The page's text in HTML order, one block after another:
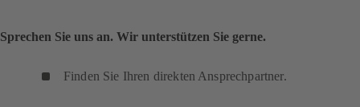
Sprechen Sie uns an. Wir unterstützen Sie gerne.
Finden Sie Ihren direkten Ansprechpartner.